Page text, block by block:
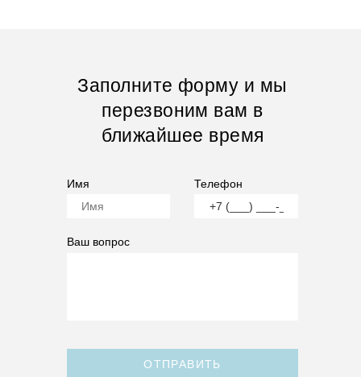
Заполните форму и мы
перезвоним вам в
ближайшее время
Имя Телефон
Ваш вопрос
ОТПРАВИТЬ